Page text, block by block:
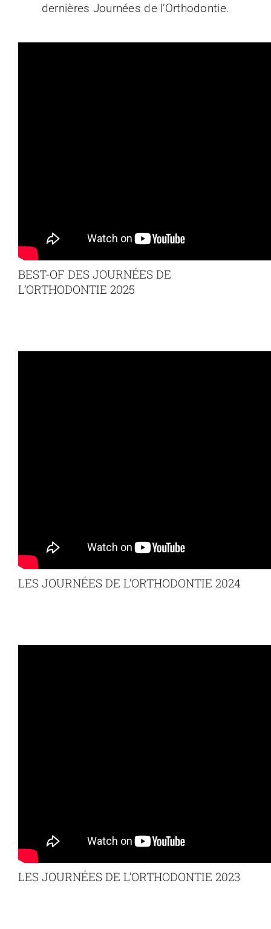
dernières Journées de l’Orthodontie.
BEST-OF DES JOURNÉES DE
L’ORTHODONTIE 2025
LES JOURNÉES DE L’ORTHODONTIE 2024
LES JOURNÉES DE L’ORTHODONTIE 2023